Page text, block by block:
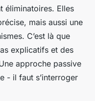
éliminatoires. Elles
mais aussi une
C’est là que
explicatifs et des
approche passive
- il faut s’interroger